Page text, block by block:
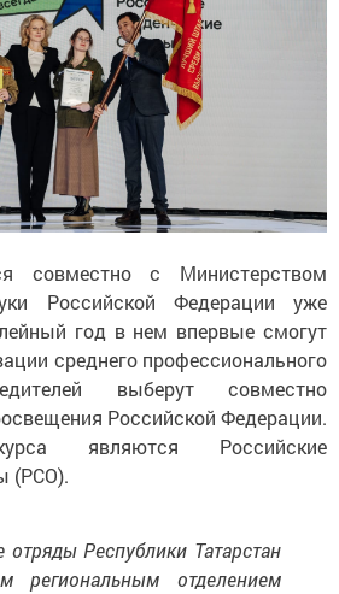
совместно с Министерством
Российской Федерации уже
год в нем впервые смогут
среднего профессионального
выберут совместно
Российской Федерации.
являются Российские
(РСО).
отряды Республики Татарстан
региональным отделением